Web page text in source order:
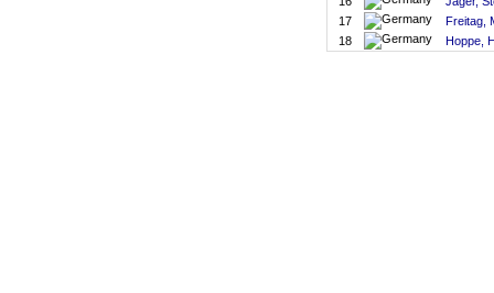
17
Freitag,
18
Hoppe,